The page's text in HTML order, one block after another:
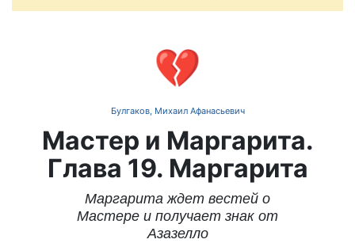
💔
Булгаков, Михаил Афанасьевич
Мастер и Маргарита.
Глава 19. Маргарита
Маргарита ждет вестей о
Мастере и получает знак от
Азазелло